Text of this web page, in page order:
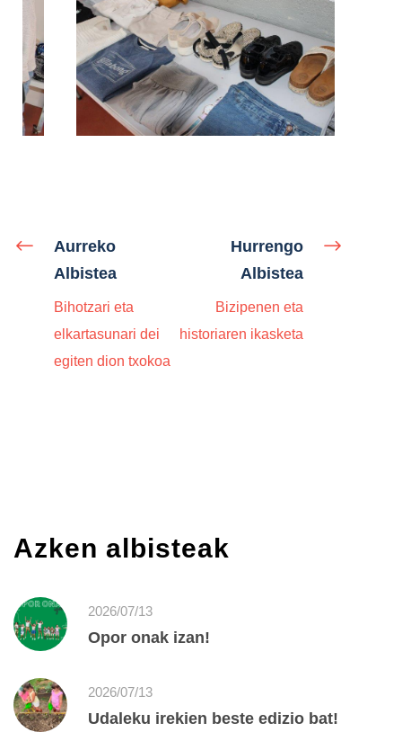
Aurreko
Albistea
Bihotzari eta
elkartasunari dei
egiten dion txokoa
Hurrengo
Albistea
Bizipenen eta
historiaren ikasketa
Azken albisteak
2026/07/13
Opor onak izan!
2026/07/13
Udaleku irekien beste edizio bat!